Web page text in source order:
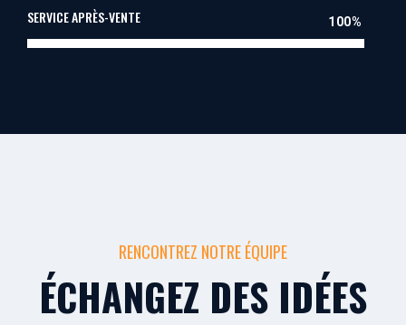
SERVICE APRÈS-VENTE 100%
RENCONTREZ NOTRE ÉQUIPE
ÉCHANGEZ DES IDÉES